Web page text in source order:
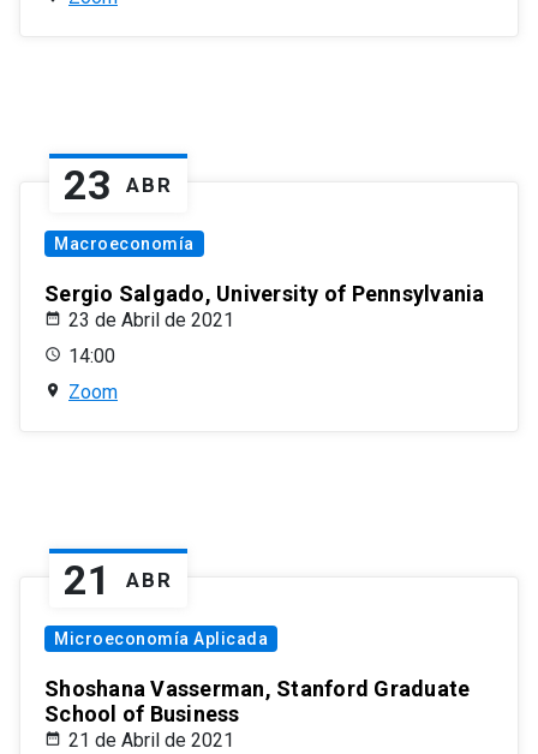
23 ABR
Macroeconomía
Sergio Salgado, University of Pennsylvania
23 de Abril de 2021
14:00
Zoom
21 ABR
Microeconomía Aplicada
Shoshana Vasserman, Stanford Graduate
School of Business
21 de Abril de 2021